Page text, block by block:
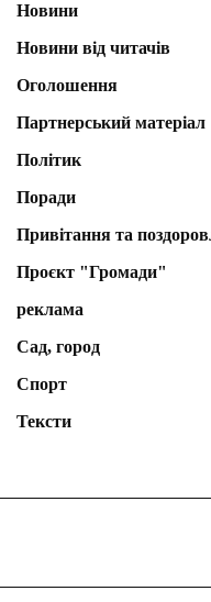
Новини
Новини від читачів
Оголошення
Партнерський матеріал
Політик
Поради
Привітання та
Проєкт "Громади"
реклама
Сад, город
Спорт
Тексти